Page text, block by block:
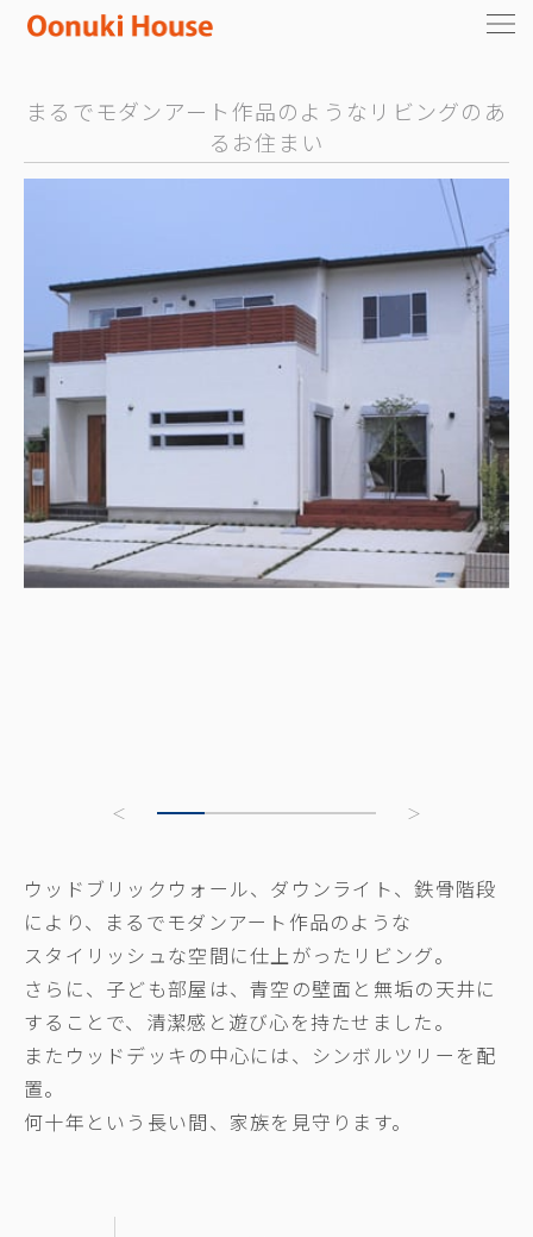
まるでモダンアート作品のようなリビングのあ
るお住まい
ウッドブリックウォール、ダウンライト、鉄骨階段
により、まるでモダンアート作品のような
スタイリッシュな空間に仕上がったリビング。
さらに、子ども部屋は、青空の壁面と無垢の天井に
することで、清潔感と遊び心を持たせました。
またウッドデッキの中心には、シンボルツリーを配
置。
何十年という長い間、家族を見守ります。